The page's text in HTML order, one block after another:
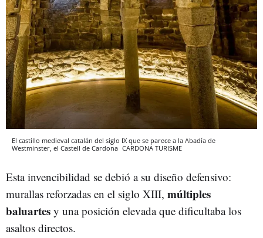
El castillo medieval catalán del siglo IX que se parece a la Abadía de
Westminster, el Castell de Cardona CARDONA TURISME
Esta invencibilidad se debió a su diseño defensivo:
murallas reforzadas en el siglo XIII, múltiples
baluartes y una posición elevada que dificultaba los
asaltos directos.